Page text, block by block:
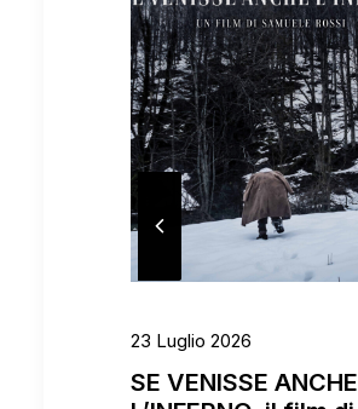
23 Luglio 2026
SE VENISSE ANCHE